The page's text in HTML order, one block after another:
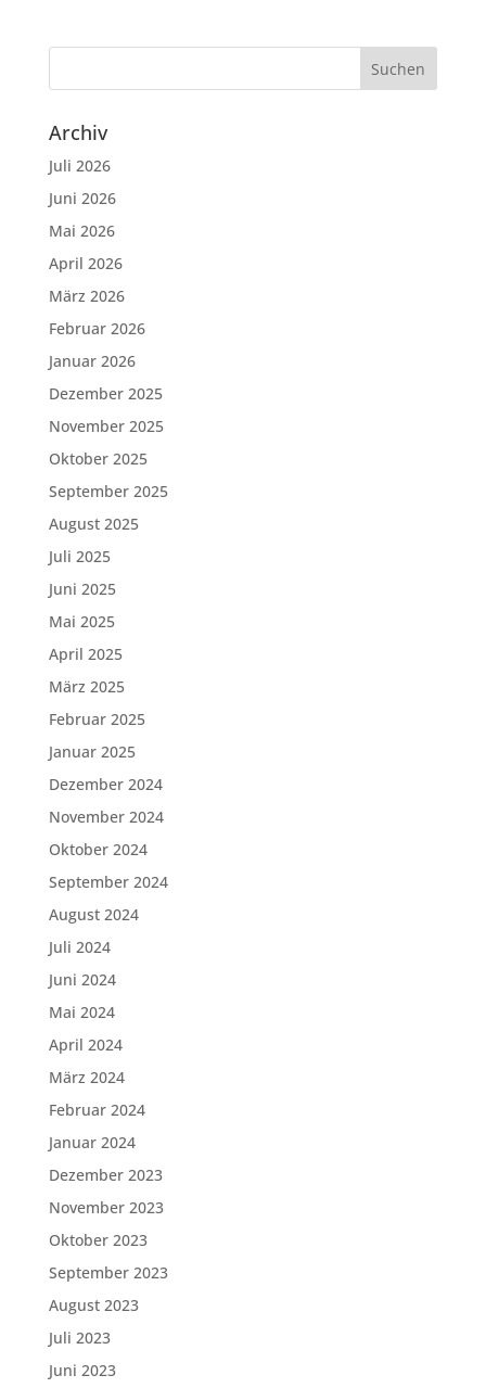
Archiv
Juli 2026
Juni 2026
Mai 2026
April 2026
März 2026
Februar 2026
Januar 2026
Dezember 2025
November 2025
Oktober 2025
September 2025
August 2025
Juli 2025
Juni 2025
Mai 2025
April 2025
März 2025
Februar 2025
Januar 2025
Dezember 2024
November 2024
Oktober 2024
September 2024
August 2024
Juli 2024
Juni 2024
Mai 2024
April 2024
März 2024
Februar 2024
Januar 2024
Dezember 2023
November 2023
Oktober 2023
September 2023
August 2023
Juli 2023
Juni 2023